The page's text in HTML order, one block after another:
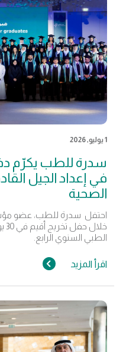
1 يوليو, 2026
في إعداد الجيل
الصحية
الطبي السنوي الرابع.
اقرأ المزيد